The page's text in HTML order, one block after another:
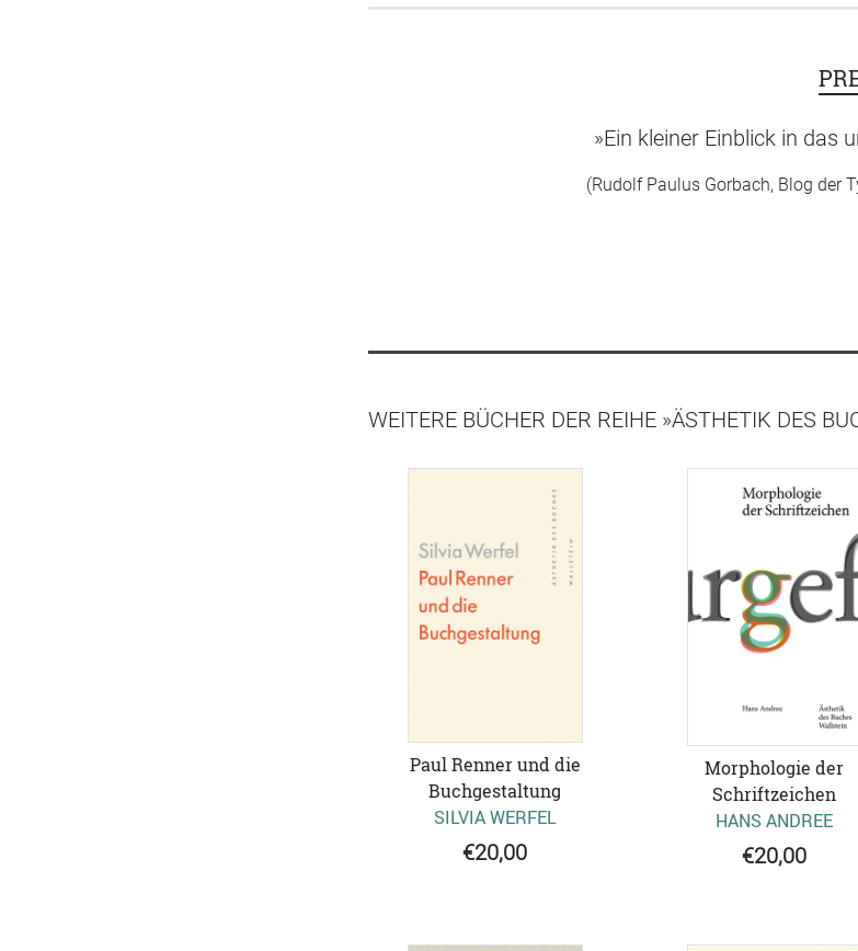
»Ein kleiner Einblick in das
(Rudolf Paulus Gorbach, Blog der
WEITERE BÜCHER DER REIHE »ÄSTHETIK DES
Paul Renner und die
Buchgestaltung
SILVIA WERFEL
€20,00
Morphologie der
Schriftzeichen
HANS ANDREE
€20,00